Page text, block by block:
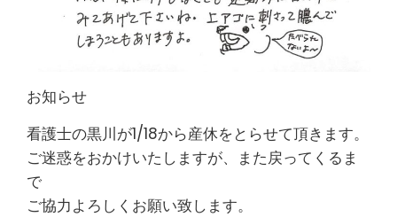
お知らせ
看護士の黒川が1/18から産休をとらせて頂きます。
ご迷惑をおかけいたしますが、また戻ってくるま
で
ご協力よろしくお願い致します。